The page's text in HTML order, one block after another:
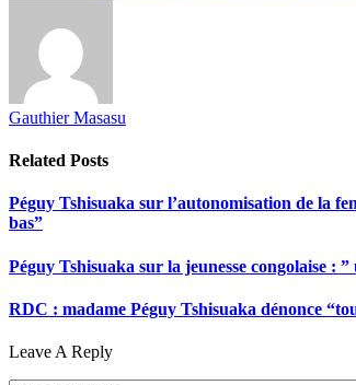
Gauthier Masasu
Related Posts
Péguy Tshisuaka sur l’autonomisation de la
bas”
Péguy Tshisuaka sur la jeunesse congolaise :
RDC : madame Péguy Tshisuaka dénonce
Leave A Reply